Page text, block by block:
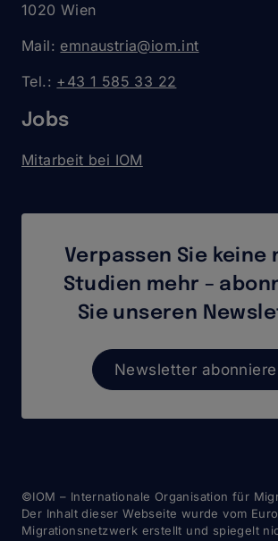
1020 Wien
Mail: emnaustria@iom.int
Tel.: +43 1 585 33 22
Jobs
Mitarbeit bei IOM
Verpassen Sie keine
Studien mehr –
Sie unseren
Newsletter
©IOM – Internationale Organisation für
Der Inhalt dieser Webseite wurde vom
Migrationsnetzwerk erstellt und spiegelt